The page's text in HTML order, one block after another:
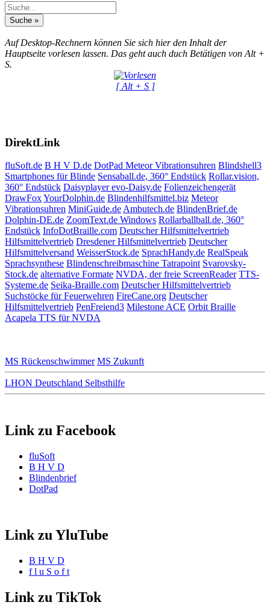
Auf Desktop-Rechnern können Sie sich hier den Inhalt der
Hauptseite vorlesen lassen. Das geht auch duch Betätigen von Alt +
S.
[ Alt + S ]
DirektLink
fluSoft.de B H V D.de DotPad Meteor Vibrationsuhren Blindshell3
Smartphones für Blinde Sensaball.de, 360° Endstück Rollar.vision,
360° Endstück Daisyplayer evo-Daisy.de Folienzeichengerät
DrawFoxYourDolphin.de Blindenhilfsmittel.biz Meteor
Vibrationsuhren MiniGuide.deAmbutech.de BlindenBrief.de
Dolphin-DE.de ZoomText.de Windows Rollarballball.de, 360°
Endstück InfoDotBraille.com Deutscher Hilfsmittelvertrieb
Hilfsmittelvertrieb Dresdener Hilfsmittelvertrieb Deutscher
Hilfsmittelversand WeisserStock.de SprachHandy.de RealSpeak
Sprachsynthese Blindenschreibmaschine Tatrapoint Svarovsky-
Stock.de alternative Formate NVDA, der freie ScreenReader TTS-
Systeme.de Seika-Braille.com Deutscher Hilfsmittelvertrieb
Suchstöcke für Feuerwehren FireCane.org Deutscher
Hilfsmittelvertrieb PenFreiend3 Milestone ACE Orbit Braille
Acapela TTS für NVDA
MS Rückenschwimmer MS Zukunft
LHON Deutschland Selbsthilfe
Link zu Facebook
fluSoft
B H V D
Blindenbrief
DotPad
Link zu YluTube
B H V D
f l u S o f t
Link zu TikTok